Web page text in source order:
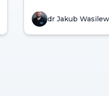
dr Jakub